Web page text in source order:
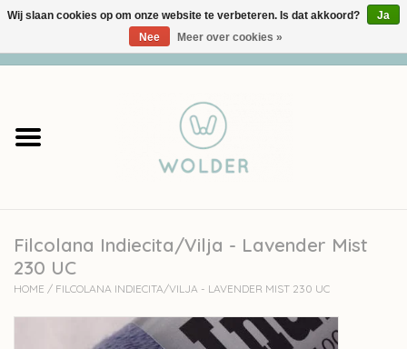
Garens
Accessoires
workshops
Filcolana Indiecita/Vilja - Lavender Mist
230 UC
HOME / FILCOLANA INDIECITA/VILJA - LAVENDER MIST 230 UC
Wij slaan cookies op om onze website te verbeteren. Is dat akkoord?
Ja
Nee
Meer over cookies »